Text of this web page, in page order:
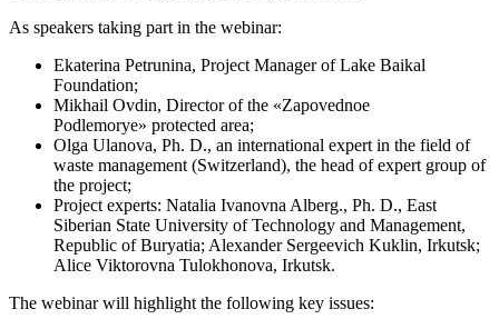
As speakers taking part in the webinar:
Ekaterina Petrunina, Project Manager of Lake Baikal
Foundation;
Mikhail Ovdin, Director of the «Zapovednoe
Podlemorye» protected area;
Olga Ulanova, Ph. D., an international expert in the field of
waste management (Switzerland), the head of expert group of
the project;
Project experts: Natalia Ivanovna Alberg., Ph. D., East
Siberian State University of Technology and Management,
Republic of Buryatia; Alexander Sergeevich Kuklin, Irkutsk;
Alice Viktorovna Tulokhonova, Irkutsk.
The webinar will highlight the following key issues: